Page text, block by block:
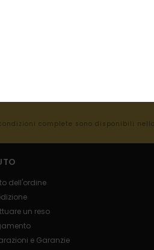
complete sono disponibili
dell'ordine
un reso
e Garanzie